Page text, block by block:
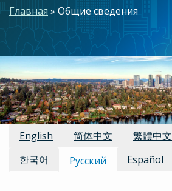
Строка
навигации
Главная Общие сведения
Доступные переводы
English 简体中文 繁體中文
한국어
Русский Español